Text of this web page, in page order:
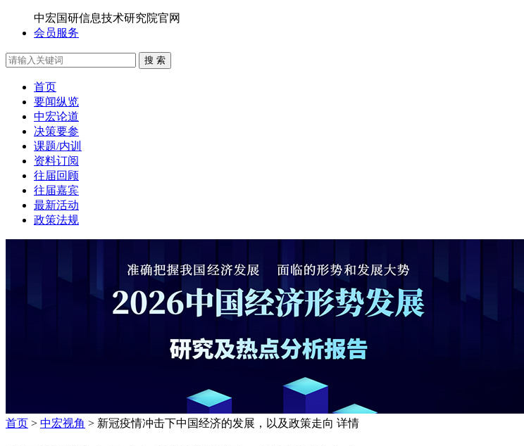
中宏国研信息技术研究院官网
会员服务
搜 索
首页
要闻纵览
中宏论道
决策要参
课题/内训
资料订阅
往届回顾
往届嘉宾
最新活动
政策法规
首页 > 中宏视角 > 新冠疫情冲击下中国经济的发展，以及政策走向 详情